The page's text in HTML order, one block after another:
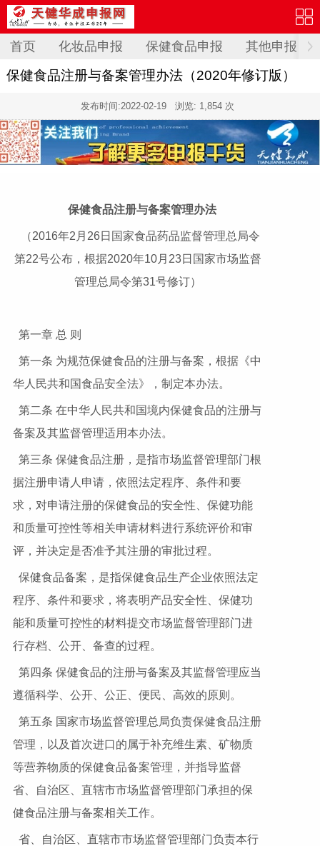
首页 化妆品申报 保健食品申报 其他申报
保健食品注册与备案管理办法（2020年修订版）
发布时间:2022-02-19 浏览: 1,854 次
保健食品注册与备案管理办法
（2016年2月26日国家食品药品监督管理总局令
第22号公布，根据2020年10月23日国家市场监督
管理总局令第31号修订）
第一章 总 则
第一条 为规范保健食品的注册与备案，根据《中
华人民共和国食品安全法》，制定本办法。
第二条 在中华人民共和国境内保健食品的注册与
备案及其监督管理适用本办法。
第三条 保健食品注册，是指市场监督管理部门根
据注册申请人申请，依照法定程序、条件和要
求，对申请注册的保健食品的安全性、保健功能
和质量可控性等相关申请材料进行系统评价和审
评，并决定是否准予其注册的审批过程。
保健食品备案，是指保健食品生产企业依照法定
程序、条件和要求，将表明产品安全性、保健功
能和质量可控性的材料提交市场监督管理部门进
行存档、公开、备查的过程。
第四条 保健食品的注册与备案及其监督管理应当
遵循科学、公开、公正、便民、高效的原则。
第五条 国家市场监督管理总局负责保健食品注册
管理，以及首次进口的属于补充维生素、矿物质
等营养物质的保健食品备案管理，并指导监督
省、自治区、直辖市市场监督管理部门承担的保
健食品注册与备案相关工作。
省、自治区、直辖市市场监督管理部门负责本行